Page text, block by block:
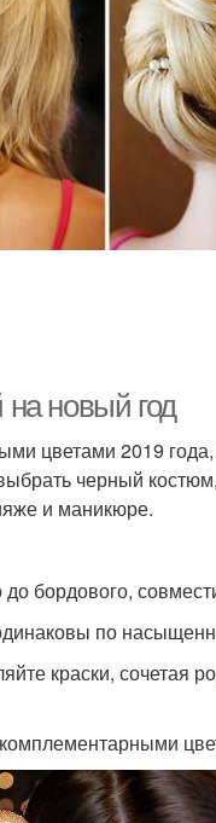
на новый год
цветами 2019
черный
и маникюре.
бордового,
по
краски, сочетая